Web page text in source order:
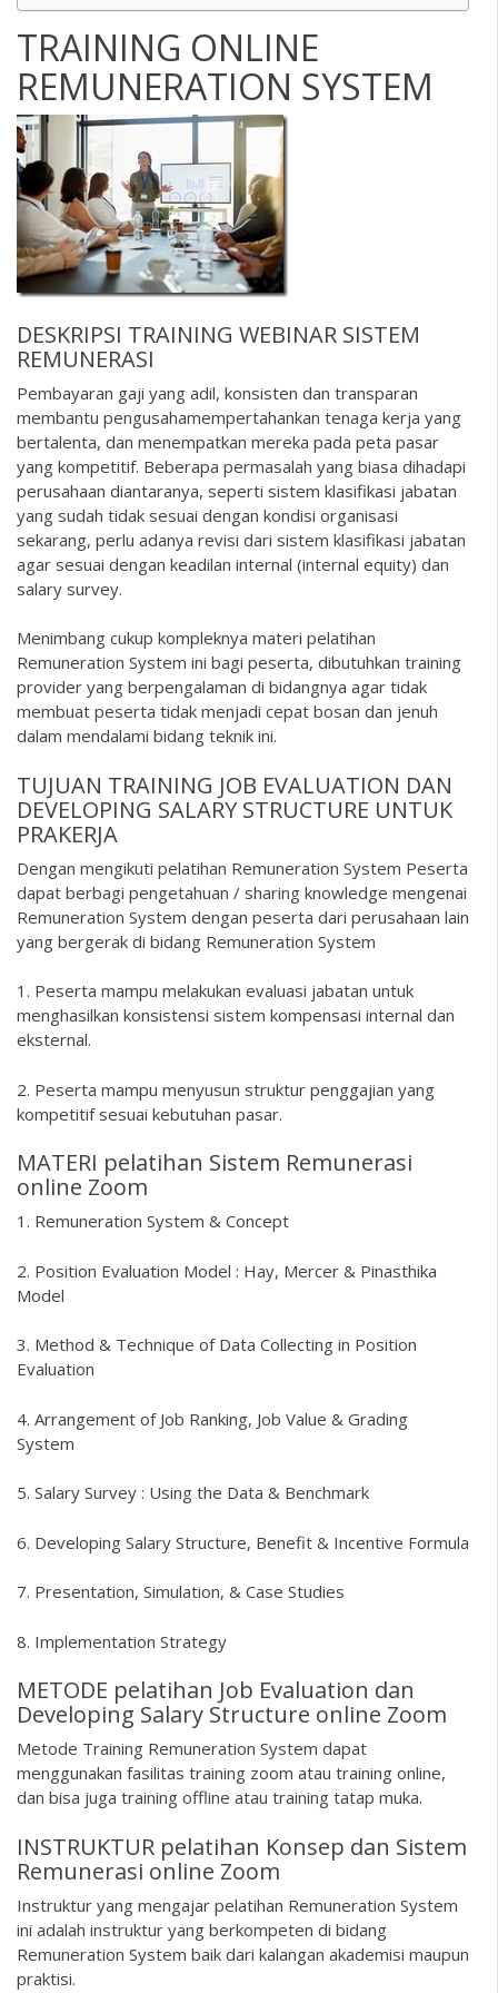
TRAINING ONLINE
REMUNERATION SYSTEM
DESKRIPSI TRAINING WEBINAR SISTEM
REMUNERASI
Pembayaran gaji yang adil, konsisten dan transparan
membantu pengusahamempertahankan tenaga kerja yang
bertalenta, dan menempatkan mereka pada peta pasar
yang kompetitif. Beberapa permasalah yang biasa dihadapi
perusahaan diantaranya, seperti sistem klasifikasi jabatan
yang sudah tidak sesuai dengan kondisi organisasi
sekarang, perlu adanya revisi dari sistem klasifikasi jabatan
agar sesuai dengan keadilan internal (internal equity) dan
salary survey.
Menimbang cukup kompleknya materi pelatihan
Remuneration System ini bagi peserta, dibutuhkan training
provider yang berpengalaman di bidangnya agar tidak
membuat peserta tidak menjadi cepat bosan dan jenuh
dalam mendalami bidang teknik ini.
TUJUAN TRAINING JOB EVALUATION DAN
DEVELOPING SALARY STRUCTURE UNTUK
PRAKERJA
Dengan mengikuti pelatihan Remuneration System Peserta
dapat berbagi pengetahuan / sharing knowledge mengenai
Remuneration System dengan peserta dari perusahaan lain
yang bergerak di bidang Remuneration System
1. Peserta mampu melakukan evaluasi jabatan untuk
menghasilkan konsistensi sistem kompensasi internal dan
eksternal.
2. Peserta mampu menyusun struktur penggajian yang
kompetitif sesuai kebutuhan pasar.
MATERI pelatihan Sistem Remunerasi
online Zoom
1. Remuneration System & Concept
2. Position Evaluation Model : Hay, Mercer & Pinasthika
Model
3. Method & Technique of Data Collecting in Position
Evaluation
4. Arrangement of Job Ranking, Job Value & Grading
System
5. Salary Survey : Using the Data & Benchmark
6. Developing Salary Structure, Benefit & Incentive Formula
7. Presentation, Simulation, & Case Studies
8. Implementation Strategy
METODE pelatihan Job Evaluation dan
Developing Salary Structure online Zoom
Metode Training Remuneration System dapat
menggunakan fasilitas training zoom atau training online,
dan bisa juga training offline atau training tatap muka.
INSTRUKTUR pelatihan Konsep dan Sistem
Remunerasi online Zoom
Instruktur yang mengajar pelatihan Remuneration System
ini adalah instruktur yang berkompeten di bidang
Remuneration System baik dari kalangan akademisi maupun
praktisi.